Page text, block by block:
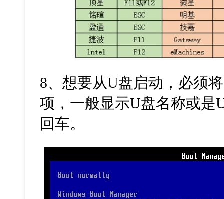
8、想要从U盘启动，必须将
项，一般显示U盘名称或是
回车。